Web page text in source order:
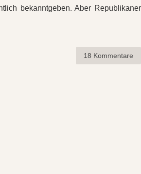
bekanntgeben. Aber Republikaner
18 Kommentare